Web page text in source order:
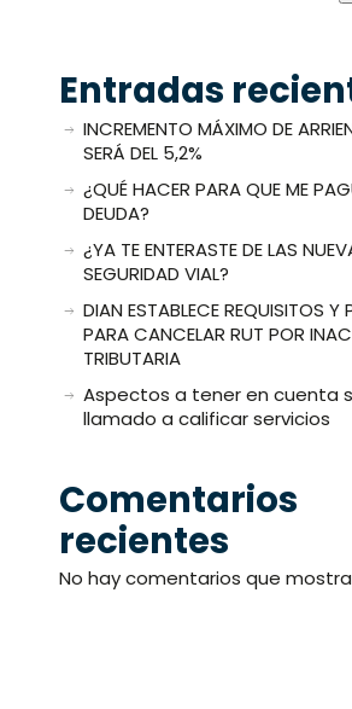
Entradas
INCREMENTO MÁXIMO DE
SERÁ DEL 5,2%
¿QUÉ HACER PARA QUE ME
DEUDA?
¿YA TE ENTERASTE DE LAS
SEGURIDAD VIAL?
DIAN ESTABLECE REQUISITOS Y
PARA CANCELAR RUT POR
TRIBUTARIA
Aspectos a tener en cuenta
llamado a calificar servicios
Comentarios
recientes
No hay comentarios que